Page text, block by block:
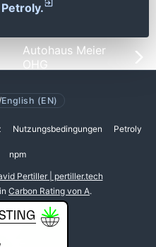
Petroly.
Autohaus Meier
OHG
/English (EN)
Nutzungsbedingungen Petroly
npm
Pertiller | pertiller.tech
Carbon Rating von A.